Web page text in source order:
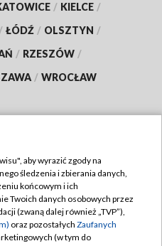
/ KIELCE /
/ ŁÓDŹ / OLSZTYN /
/ RZESZÓW /
/ WROCŁAW
TVP
aby wyrazić zgody na
śledzenia i zbierania danych,
końcowym i ich
Twoich danych osobowych przez
(zwaną dalej również „TVP”),
oraz pozostałych Zaufanych
(w tym do